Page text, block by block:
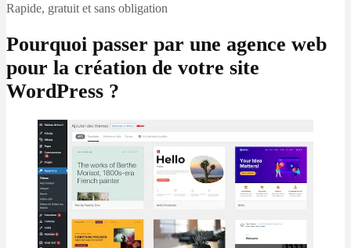
Rapide, gratuit et sans obligation
Pourquoi passer par une agence web
pour la création de votre site
WordPress ?